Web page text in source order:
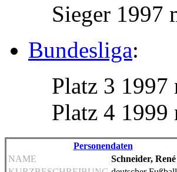
Sieger 1997
Bundesliga:
Platz 3
Platz 4
Personendaten
NAME
Schneider, René